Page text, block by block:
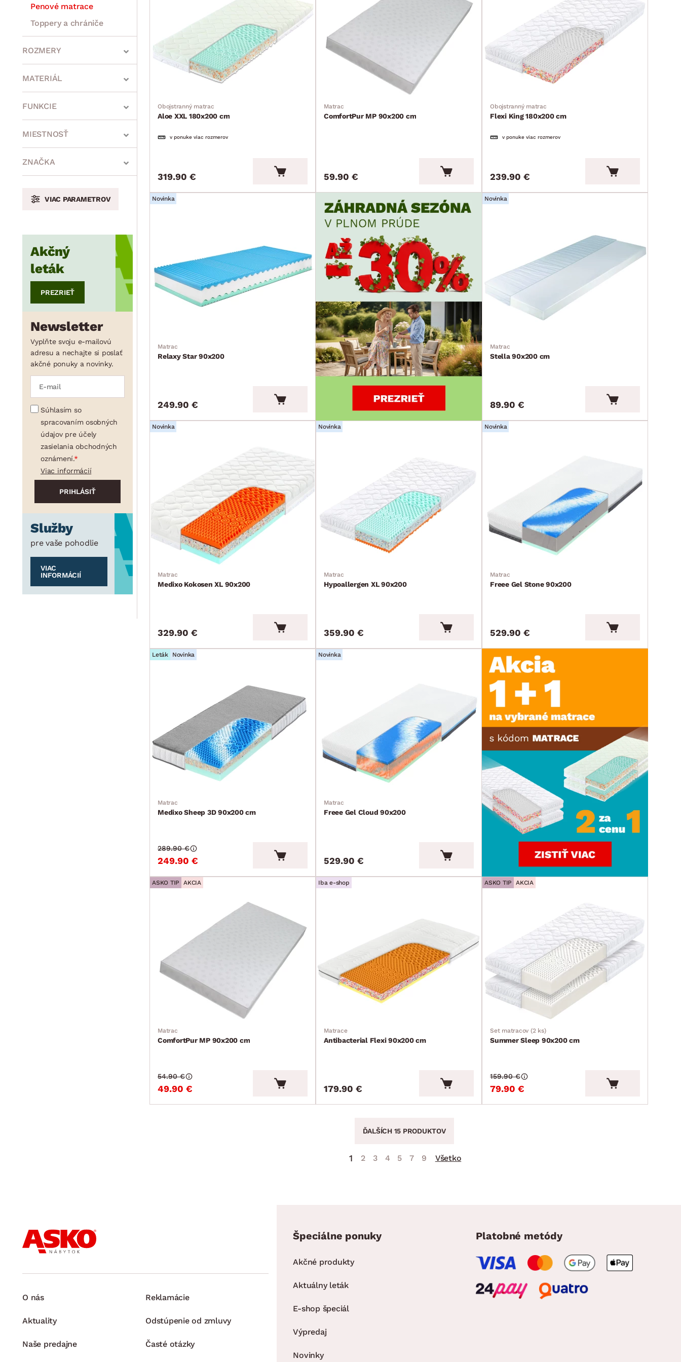
Penové matrace
Toppery a chrániče
Komody, skrinky a vitríny
Bytové doplnky
Sedacie súpravy a pohovky
Zostavy a steny
Drobný nábytok
Spotrebiče
ROZMERY
min.
min. cm max. cm
min.
MATERIÁL
FUNKCIE
MIESTNOSŤ
ZNAČKA
VIAC PARAMETROV
Akčný
leták
PREZRIEŤ
Newsletter
Vyplňte svoju e-mailovú
adresu a nechajte si poslať
akčné ponuky a novinky.
Súhlasím so
spracovaním osobných
údajov pre účely
zasielania obchodných
oznámení.
Viac informácií
Služby
pre vaše pohodlie
VIAC
INFORMÁCIÍ
Obojstranný matrac
Aloe XXL 180x200 cm
v ponuke viac rozmerov
319.90 €
Matrac
ComfortPur MP 90x200 cm
59.90 €
Obojstranný matrac
Flexi King 180x200 cm
v ponuke viac rozmerov
239.90 €
Novinka
Matrac
Relaxy Star 90x200
249.90 €
Novinka
Matrac
Stella 90x200 cm
89.90 €
Novinka
Matrac
Medixo Kokosen XL 90x200
329.90 €
Novinka
Matrac
Hypoallergen XL 90x200
359.90 €
Novinka
Matrac
Freee Gel Stone 90x200
529.90 €
Leták Novinka
Matrac
Medixo Sheep 3D 90x200 cm
249.90 €
289.90 €
Novinka
Matrac
Freee Gel Cloud 90x200
529.90 €
ASKO TIP AKCIA
Matrac
ComfortPur MP 90x200 cm
49.90 €
54.90 €
Iba e-shop
Matrace
Antibacterial Flexi 90x200 cm
179.90 €
ASKO TIP AKCIA
Set matracov (2 ks)
Summer Sleep 90x200 cm
79.90 €
159.90 €
ĎALŠÍCH 15 PRODUKTOV
1 2 3 4 5 7 9 Všetko
O nás
Aktuality
Naše predajne
Reklamácie
Odstúpenie od zmluvy
Časté otázky
Špeciálne ponuky
Akčné produkty
Aktuálny leták
E-shop špeciál
Výpredaj
Novinky
Platobné metódy